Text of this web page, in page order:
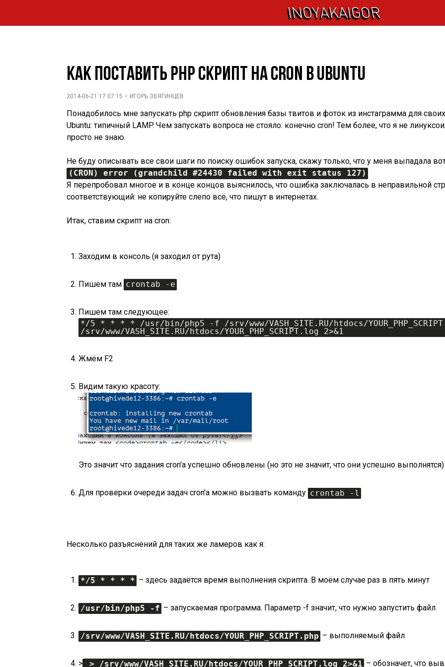
INOYAKAIGOR
Как поставить php скрипт на cron в Ubuntu
2014-06-21 17:07:15 • ИГОРЬ ЗВЯГИНЦЕВ
Понадобилось мне запускать php скрипт обновления базы твитов и фоток из инстаграмма для
Ubuntu: типичный LAMP. Чем запускать вопроса не стояло: конечно cron! Тем более, что я не
просто не знаю.
Не буду описывать все свои шаги по поиску ошибок запуска, скажу только, что у меня выпадала
(CRON) error (grandchild #24430 failed with exit status 127)
Я перепробовал многое и в конце концов выяснилось, что ошибка заключалась в неправильной
соответствующий: не копируйте слепо всё, что пишут в интернетах.
Итак, ставим скрипт на cron:
Заходим в консоль (я заходил от рута)
Пишем там crontab -e
Пишем там следующее:
*/5 * * * * /usr/bin/php5 -f /srv/www/VASH_SITE.RU/htdocs/
/srv/www/VASH_SITE.RU/htdocs/YOUR_PHP_SCRIPT.log 2>&1
Жмём F2
Видим такую красоту:
Это значит что задания cron'а успешно обновлены (но это не значит, что они успешно выполнятся)
Для проверки очереди задач cron'а можно вызвать команду crontab -l
Несколько разъяснений для таких же ламеров как я:
*/5 * * * * – здесь задаётся время выполнения скрипта. В моём случае раз в пять минут
/usr/bin/php5 -f – запускаемая программа. Параметр -f значит, что нужно запустить файл
/srv/www/VASH_SITE.RU/htdocs/YOUR_PHP_SCRIPT.php – выполняемый файл
> > /srv/www/VASH_SITE.RU/htdocs/YOUR_PHP_SCRIPT.log 2>&1 – обозначет, что